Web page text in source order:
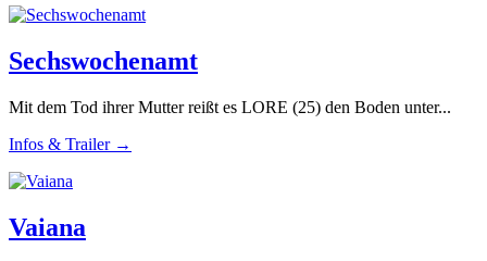
Sechswochenamt
Mit dem Tod ihrer Mutter reißt es LORE (25) den Boden unter...
Infos & Trailer →
Vaiana